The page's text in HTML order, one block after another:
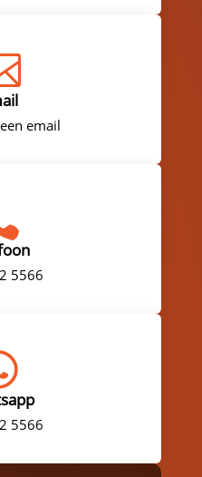
email
5566
5566